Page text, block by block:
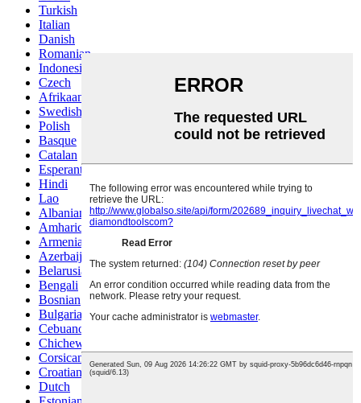
Turkish
Italian
Danish
Romanian
Indonesian
Czech
Afrikaans
Swedish
Polish
Basque
Catalan
Esperanto
Hindi
Lao
Albanian
Amharic
Armenian
Azerbaijani
Belarusian
Bengali
Bosnian
Bulgarian
Cebuano
Chichewa
Corsican
Croatian
Dutch